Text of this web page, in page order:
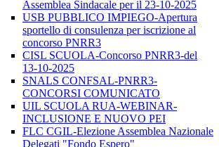
Assemblea Sindacale per il 23-10-2025
USB PUBBLICO IMPIEGO-Apertura
sportello di consulenza per iscrizione al
concorso PNRR3
CISL SCUOLA-Concorso PNRR3-del
13-10-2025
SNALS CONFSAL-PNRR3-
CONCORSI COMUNICATO
UIL SCUOLA RUA-WEBINAR-
INCLUSIONE E NUOVO PEI
FLC CGIL-Elezione Assemblea Nazionale
Delegati "Fondo Espero"